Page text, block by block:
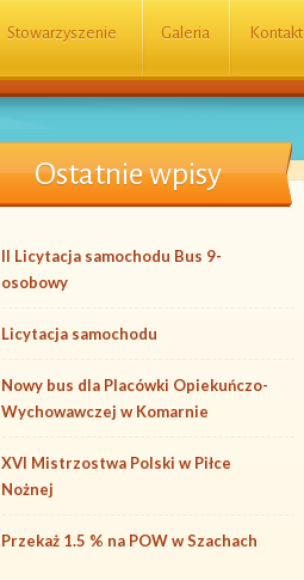
Stowarzyszenie Galeria Kontakt
Ostatnie wpisy
II Licytacja samochodu Bus 9-
osobowy
Licytacja samochodu
Nowy bus dla Placówki Opiekuńczo-
Wychowawczej w Komarnie
XVI Mistrzostwa Polski w Piłce
Nożnej
Przekaż 1.5 % na POW w Szachach